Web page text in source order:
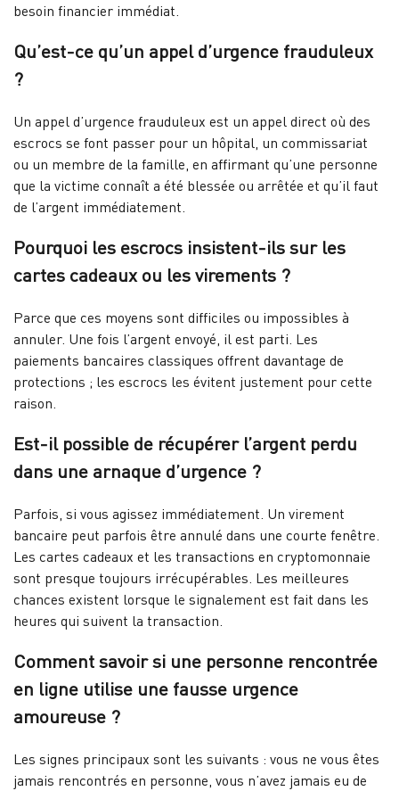
besoin financier immédiat.
Qu’est-ce qu’un appel d’urgence frauduleux
?
Un appel d’urgence frauduleux est un appel direct où des
escrocs se font passer pour un hôpital, un commissariat
ou un membre de la famille, en affirmant qu’une personne
que la victime connaît a été blessée ou arrêtée et qu’il faut
de l’argent immédiatement.
Pourquoi les escrocs insistent-ils sur les
cartes cadeaux ou les virements ?
Parce que ces moyens sont difficiles ou impossibles à
annuler. Une fois l’argent envoyé, il est parti. Les
paiements bancaires classiques offrent davantage de
protections ; les escrocs les évitent justement pour cette
raison.
Est-il possible de récupérer l’argent perdu
dans une arnaque d’urgence ?
Parfois, si vous agissez immédiatement. Un virement
bancaire peut parfois être annulé dans une courte fenêtre.
Les cartes cadeaux et les transactions en cryptomonnaie
sont presque toujours irrécupérables. Les meilleures
chances existent lorsque le signalement est fait dans les
heures qui suivent la transaction.
Comment savoir si une personne rencontrée
en ligne utilise une fausse urgence
amoureuse ?
Les signes principaux sont les suivants : vous ne vous êtes
jamais rencontrés en personne, vous n’avez jamais eu de